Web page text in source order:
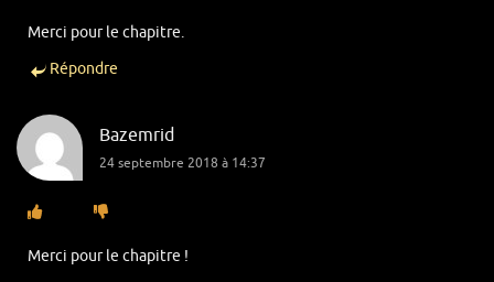
Merci pour le chapitre.
Répondre
Bazemrid
24 septembre 2018 à 14:37
Merci pour le chapitre !